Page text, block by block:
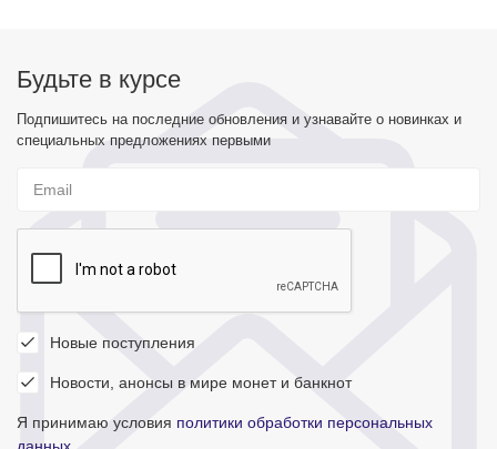
Будьте в курсе
Подпишитесь на последние обновления и узнавайте о новинках и
специальных предложениях первыми
Новые поступления
Новости, анонсы в мире монет и банкнот
Я принимаю условия политики обработки персональных